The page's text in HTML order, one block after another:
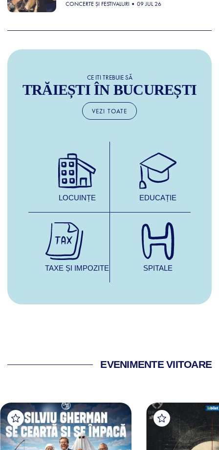
CONCERTE ȘI FESTIVALURI 09 JUL 26
CE ITI TREBUIE SĂ
TRĂIEȘTI ÎN BUCUREȘTI
VEZI TOATE
LOCUINȚE EDUCAȚIE
TAXE ȘI IMPOZITE SPITALE
EVENIMENTE VIITOARE